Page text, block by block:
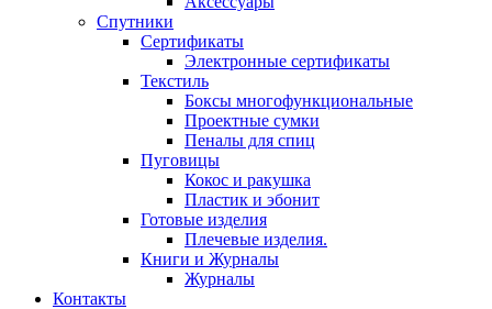
Спутники
Сертификаты
Электронные сертификаты
Текстиль
Боксы многофункциональные
Проектные сумки
Пеналы для спиц
Пуговицы
Кокос и ракушка
Пластик и эбонит
Готовые изделия
Плечевые изделия.
Книги и Журналы
Журналы
Контакты